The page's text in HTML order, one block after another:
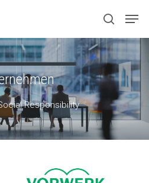
zum Suchen oder ESC
Responsibility